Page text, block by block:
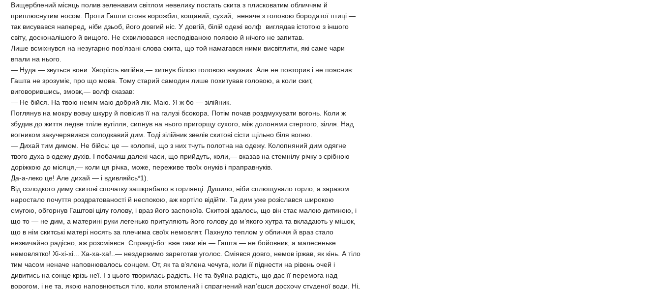
Вищерблений місяць полив зеленавим світлом невелику постать скита з плисковатим обличчям й
приплюснутим носом. Проти Гашти стояв ворожбит, кощавий, сухий, неначе з головою бородатої птиці —
так висувався наперед, ніби дзьоб, його довгий ніс. У довгій, білій одежі волф виглядав істотою з іншого
світу, досконалішого й вищого. Не схвилювався несподіваною появою й нічого не запитав.
Лише всміхнувся на незугарно пов’язані слова скита, що той намагався ними висвітлити, які саме чари
впали на нього.
— Нуда — звуться вони. Хворість вигійна,— хитнув білою головою наузник. Але не повторив і не пояснив:
Гашта не зрозуміє, про що мова. Тому старий самодин лише похитував головою, а коли скит,
виговорившись, змовк,— волф сказав:
— Не бійся. На твою неміч маю добрий лік. Маю. Я ж бо — зілійник.
Поглянув на мокру вовчу шкуру й повісив її на галузі бсокора. Потім почав роздмухувати вогонь. Коли ж
збудив до життя ледве тліле вугілля, сипнув на нього пригорщу сухого, між долонями стертого, зілля. Над
вогником закучерявився солодкавий дим. Тоді зілійник звелів скитові сісти щільно біля вогню.
— Дихай тим димом. Не бійсь: це — колопні, що з них тчуть полотна на одежу. Колопняний дим одягне
твого духа в одежу духів. І побачиш далекі часи, що прийдуть, коли,— вказав на стемнілу річку з срібною
доріжкою до місяця,— коли ця річка, може, переживе твоїх онуків і праправнуків.
Да-а-леко це! Але дихай — і вдивляйсь*1).
Від солодкого диму скитові спочатку зашкрябало в горлянці. Душило, ніби сплющувало горло, а заразом
наростало почуття роздратованості й неспокою, аж кортіло відійти. Та дим уже розіслався широкою
смугою, обгорнув Гаштові цілу голову, і враз його заспокоїв. Скитові здалось, що він стає малою дитиною, і
що то — не дим, а материні руки легенько притуляють його голову до м’якого хутра та вкладають у мішок,
що в нім скитські матері носять за плечима своїх немовлят. Пахнуло теплом у обличчя й враз стало
незвичайно радісно, аж розсміявся. Справді-бо: вже таки він — Гашта — не бойовник, а малесеньке
немовлятко! Хі-хі-хі... Ха-ха-ха!..— нездержимо зареготав уголос. Сміявся довго, немов іржав, як кінь. А тіло
тим часом неначе наповнювалось сонцем. От, як та в’ялена чечуга, коли її піднести на рівень очей і
дивитись на сонце крізь неї. І з цього творилась радість. Не та буйна радість, що дає її перемога над
ворогом, і не та, якою наповнюється тіло, коли втомлений і спрагнений нап’єшся досхочу студеної води. Ні,